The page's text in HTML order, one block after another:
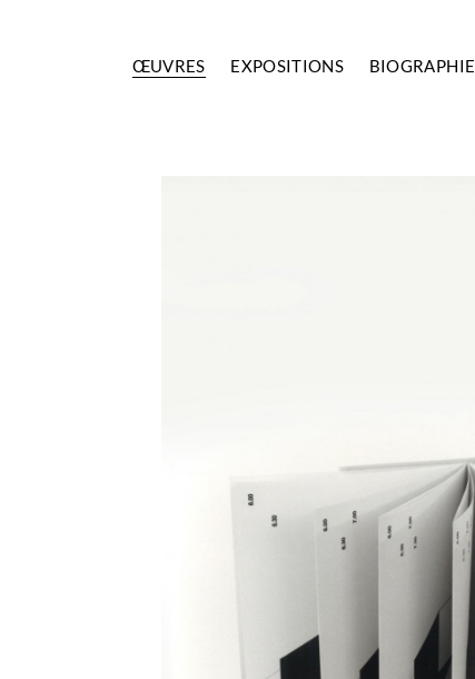
ŒUVRES EXPOSITIONS BIOGRAPHIE